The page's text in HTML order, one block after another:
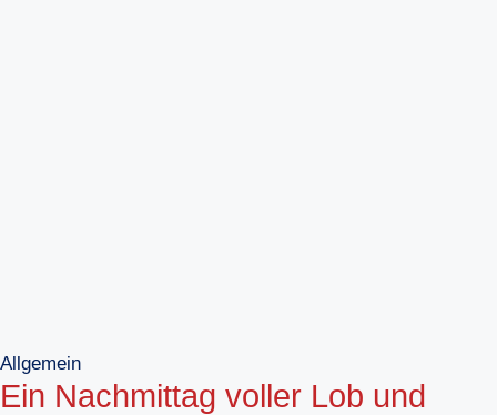
Allgemein
Ein Nachmittag voller Lob und